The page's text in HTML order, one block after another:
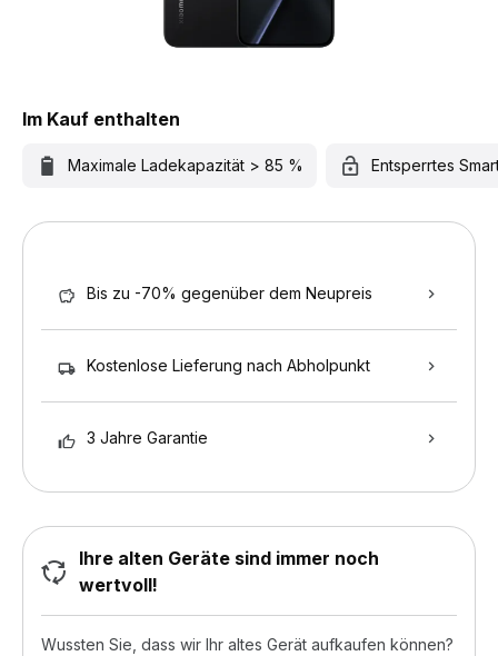
Im Kauf enthalten
Maximale Ladekapazität > 85 % Entsperrtes
Bis zu -70% gegenüber dem Neupreis
Kostenlose Lieferung nach Abholpunkt
3 Jahre Garantie
Ihre alten Geräte sind immer noch
wertvoll!
Wussten Sie, dass wir Ihr altes Gerät aufkaufen können?